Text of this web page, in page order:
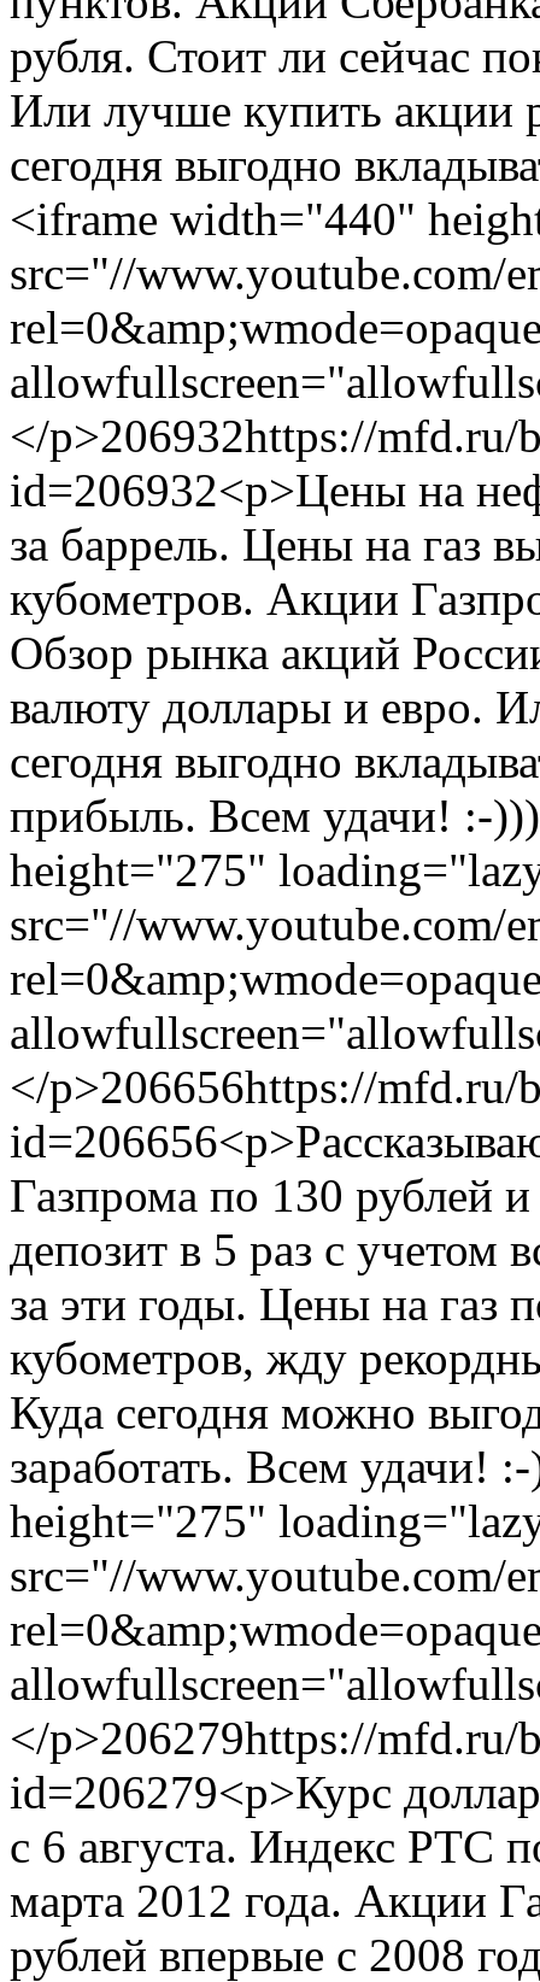
рубля. Стоит ли сейчас
Или лучше купить акции
сегодня выгодно
<iframe width="440"
src="//www.youtube.com/
</p>206932https://mfd.ru/
id=206932<p>Цены на
за баррель. Цены на газ
кубометров. Акции
Обзор рынка акций
валюту доллары и евро.
сегодня выгодно
прибыль. Всем удачи! :-
height="275"
src="//www.youtube.com/
</p>206656https://mfd.ru/
id=206656
Газпрома по 130 рублей
депозит в 5 раз с учетом
за эти годы. Цены на газ
кубометров, жду
Куда сегодня можно
заработать. Всем
height="275"
src="//www.youtube.com/
</p>206279https://mfd.ru/
id=206279<p>Курс
с 6 августа. Индекс РТС
марта 2012 года. Акции
рублей впервые с 2008